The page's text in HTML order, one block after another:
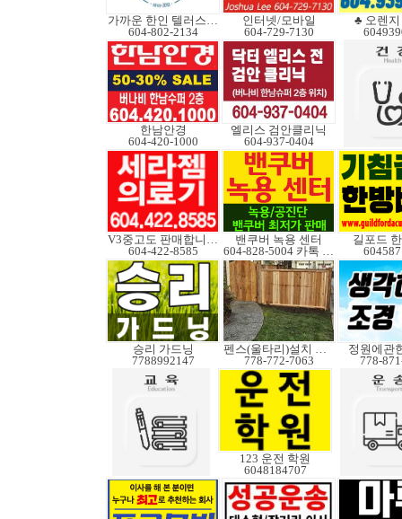
가까운 한인 텔러스쿠도
604-802-2134
인터넷/모바일
604-729-7130
♣ 오렌
한남안경
604-420-1000
엘리스 검안클리닉
604-937-0404
V3중고도 판매합니다.
604-422-8585
밴쿠버 녹용 센터
604-828-5004 카톡 Elkcanada
길포드
승리 가드닝
7788992147
펜스(울타리)설치 수리
778-772-7063
정원에관
778-
123 운전 학원
6048184707